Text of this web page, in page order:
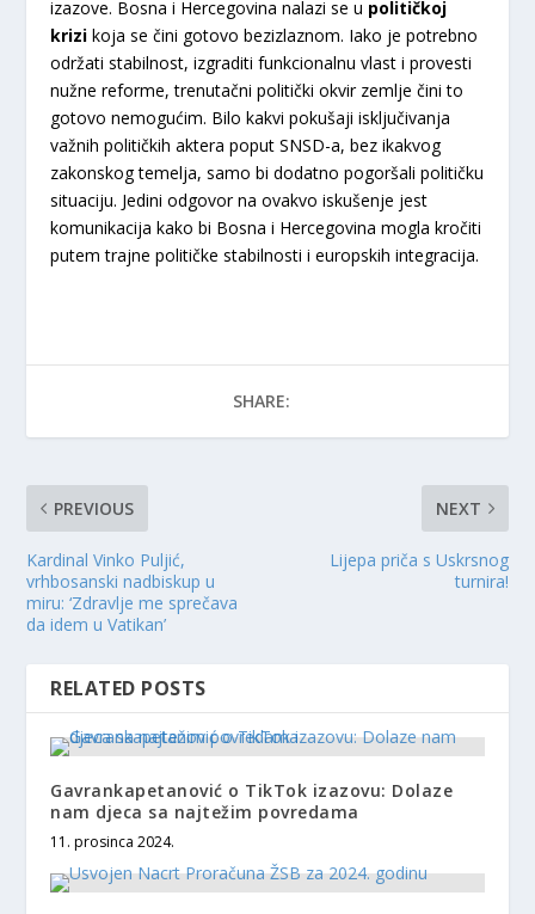
izazove. Bosna i Hercegovina nalazi se u političkoj
krizi koja se čini gotovo bezizlaznom. Iako je potrebno
održati stabilnost, izgraditi funkcionalnu vlast i provesti
nužne reforme, trenutačni politički okvir zemlje čini to
gotovo nemogućim. Bilo kakvi pokušaji isključivanja
važnih političkih aktera poput SNSD-a, bez ikakvog
zakonskog temelja, samo bi dodatno pogoršali političku
situaciju. Jedini odgovor na ovakvo iskušenje jest
komunikacija kako bi Bosna i Hercegovina mogla kročiti
putem trajne političke stabilnosti i europskih integracija.
SHARE:
PREVIOUS
Kardinal Vinko Puljić,
vrhbosanski nadbiskup u
miru: ‘Zdravlje me sprečava
da idem u Vatikan’
NEXT
Lijepa priča s Uskrsnog
turnira!
RELATED POSTS
Gavrankapetanović o TikTok izazovu: Dolaze
nam djeca sa najtežim povredama
11. prosinca 2024.